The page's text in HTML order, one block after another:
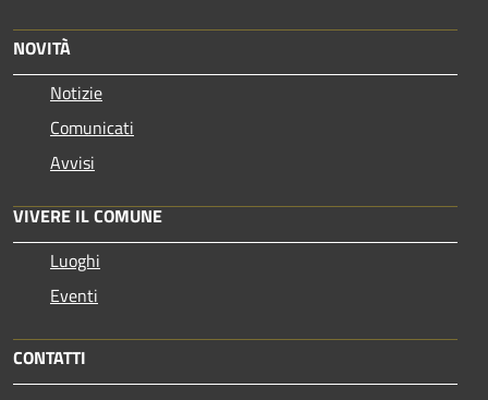
NOVITÀ
Notizie
Comunicati
Avvisi
VIVERE IL COMUNE
Luoghi
Eventi
CONTATTI